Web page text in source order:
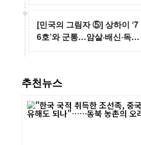
[민국의 그림자 ⑤] 상하이 ‘7
6호’와 군통…암살·배신·독살
추천뉴스